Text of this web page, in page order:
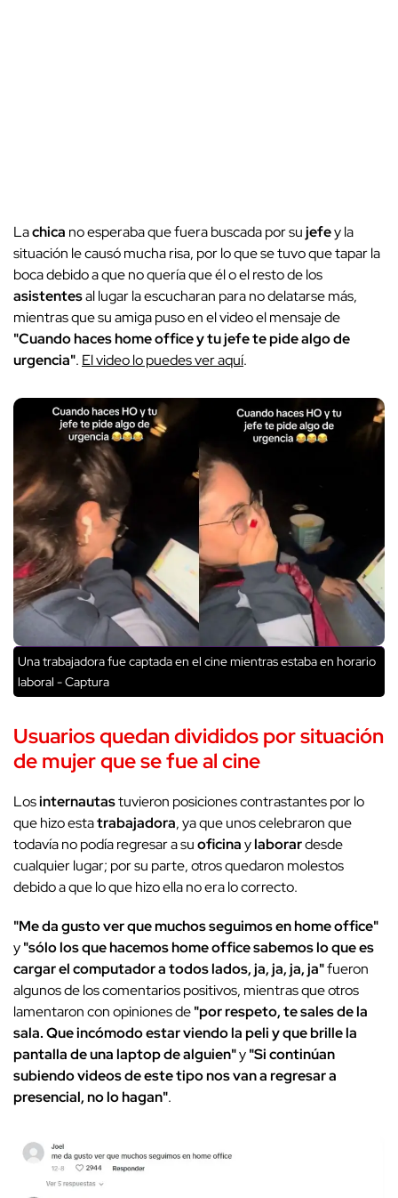
Lachica no esperaba que fuera buscada por sujefey la
situación le causó mucha risa, por lo que se tuvo que tapar la
boca debido a que no quería que él o el resto de los
asistentesal lugar la escucharan para no delatarse más,
mientras que su amiga puso en el video el mensaje de
"Cuando haces home office y tu jefe te pide algo de
urgencia". El video lo puedes ver aquí.
Una trabajadora fue captada en el cine mientras estaba en horario
laboral - Captura
Usuarios quedan divididos por situación
de mujer que se fue al cine
Losinternautastuvieron posiciones contrastantes por lo
que hizo estatrabajadora, ya que unos celebraron que
todavía no podía regresar a suoficinaylaborardesde
cualquier lugar; por su parte, otros quedaron molestos
debido a que lo que hizo ella no era lo correcto.
"Me da gusto ver que muchos seguimos en home office"
y"sólo los que hacemos home office sabemos lo que es
cargar el computador a todos lados, ja, ja, ja, ja"fueron
algunos de los comentarios positivos, mientras que otros
lamentaron con opiniones de"por respeto, te sales de la
sala. Que incómodo estar viendo la peli y que brille la
pantalla de una laptop de alguien"y"Si continúan
subiendo videos de este tipo nos van a regresar a
presencial, no lo hagan".